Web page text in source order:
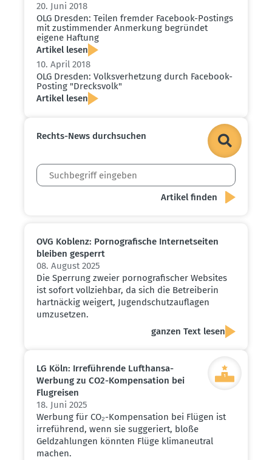
20. Juni 2018
OLG Dresden: Teilen fremder Facebook-Postings
mit zustim­mender Anmerkung begründet
eigene Haftung
Artikel lesen
10. April 2018
OLG Dresden: Volks­ver­hetzung durch Facebook-
Posting "Drecksvolk"
Artikel lesen
Rechts-News durch­suchen
OVG Koblenz: Porno­gra­fische Inter­net­seiten
bleiben gesperrt
08. August 2025
Die Sperrung zweier pornografischer Websites
ist sofort vollziehbar, da sich die Betreiberin
hartnäckig weigert, Jugendschutzauflagen
umzusetzen.
ganzen Text lesen
LG Köln: Irrefüh­rende Lufthansa-
Werbung zu CO2-Kompen­sation bei
Flugreisen
18. Juni 2025
Werbung für CO₂-Kompensation bei Flügen ist
irreführend, wenn sie suggeriert, bloße
Geldzahlungen könnten Flüge klimaneutral
machen.